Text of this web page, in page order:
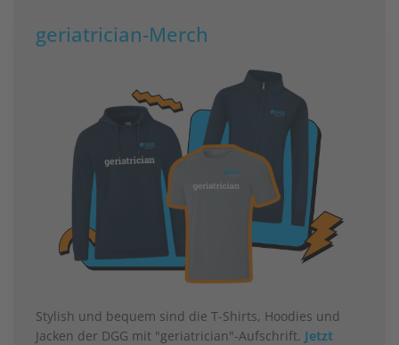
geriatrician-Merch
Stylish und bequem sind die T-Shirts, Hoodies und
Jacken der DGG mit "geriatrician"-Aufschrift. Jetzt